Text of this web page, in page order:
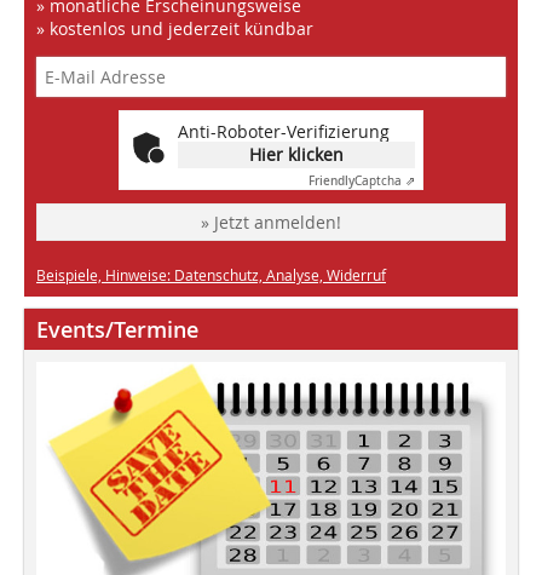
» monatliche Erscheinungsweise
» kostenlos und jederzeit kündbar
Anti-Roboter-Verifizierung
Hier klicken
FriendlyCaptcha ⇗
» Jetzt anmelden!
Beispiele, Hinweise: Datenschutz, Analyse, Widerruf
Events/Termine